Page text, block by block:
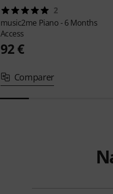
2
music2me Piano - 6 Months
Access
92 €
Comparer